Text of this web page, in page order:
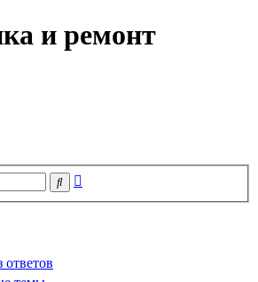
и ремонт
Поиск
ответов